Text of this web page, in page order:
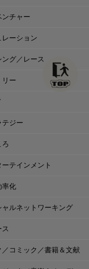
ンチャー
レーション
ング／レース
リー
テジー
ろ
ーテインメント
率化
ャルネットワーキング
ス
／コミック／書籍＆文献